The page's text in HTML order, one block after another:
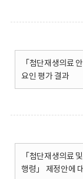
「첨단재생의료
요인 평가 결과
「첨단재생의료
행령」 제정안에